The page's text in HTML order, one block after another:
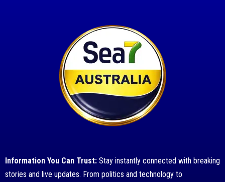
Information You Can Trust: Stay instantly connected with breaking
stories and live updates. From politics and technology to